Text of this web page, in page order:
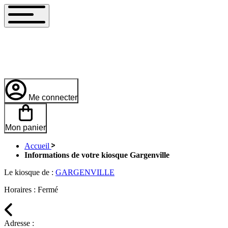
Me connecter
Mon panier
Accueil
Informations de votre kiosque Gargenville
Le kiosque de : GARGENVILLE
Horaires : Fermé
Adresse :